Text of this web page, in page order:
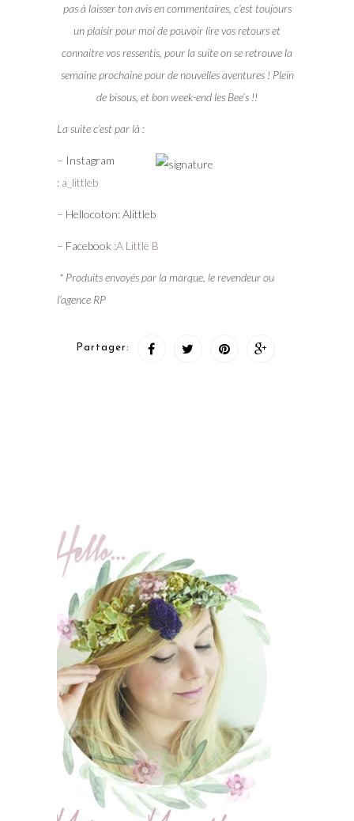
pas à laisser ton avis en commentaires, c’est toujours
un plaisir pour moi de pouvoir lire vos retours et
connaitre vos ressentis, pour la suite on se retrouve la
semaine prochaine pour de nouvelles aventures ! Plein
de bisous, et bon week-end les Bee’s !!
La suite c’est par là :
– Instagram
: a_littleb
– Hellocoton: Alittleb
– Facebook :A Little B
* Produits envoyés par la marque, le revendeur ou
l’agence RP
Partager: